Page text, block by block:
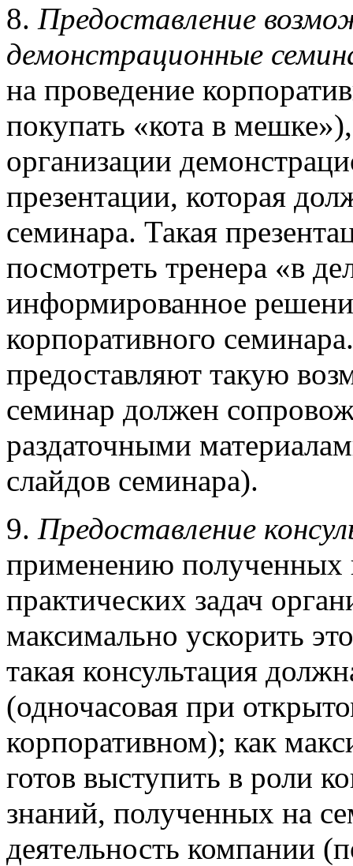
8. Предоставление
демонстрационные
на проведение
покупать «кота в
организации
презентации, которая
семинара. Такая
посмотреть тренера «в
информированное
корпоративного
предоставляют такую
семинар должен
раздаточными
слайдов семинара).
9. Предоставление
применению полученных
практических задач
максимально ускорить
такая консультация
(одночасовая при
корпоративном); как
готов выступить в роли
знаний, полученных на
деятельность компании